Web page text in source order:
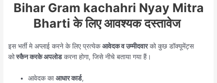
Bihar Gram kachahri Nyay Mitra
Bharti के लिए आवश्यक दस्तावेज
इस भर्ती मे अप्लाई करने के लिए प्रत्येकआवेदक व उम्मीदवारको कुछ डॉक्यूमेंट्स
कोस्कैन करके अपलोडकरना होगा, जिसे नीचे बताया गया हैं।
आवेदक काआधार कार्ड,